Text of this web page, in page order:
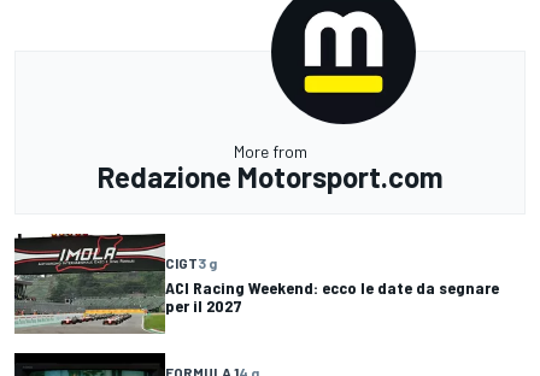
More from
Redazione Motorsport.com
CIGT3 g
ACI Racing Weekend: ecco le date da segnare
per il 2027